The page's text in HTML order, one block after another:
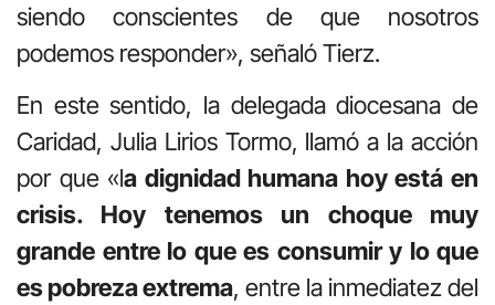
siendo conscientes de que nosotros
podemos responder», señaló Tierz.
En este sentido, la delegada diocesana de
Caridad, Julia Lirios Tormo, llamó a la acción
por que «la dignidad humana hoy está en
crisis. Hoy tenemos un choque muy
grande entre lo que es consumir y lo que
es pobreza extrema, entre la inmediatez del